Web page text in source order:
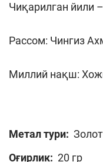
Чиқарилган йили
Рассом: Чингиз
Миллий нақш:
Метал тури:
Оғирлик: 20 гр